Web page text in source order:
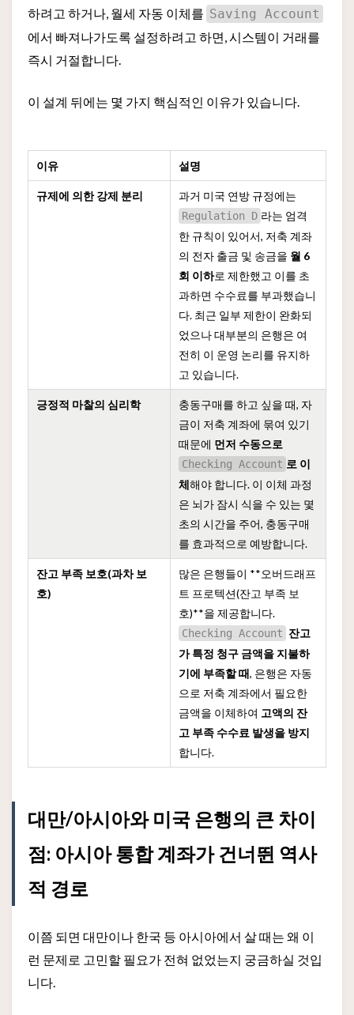
하려고 하거나, 월세 자동 이체를 Saving Account
에서 빠져나가도록 설정하려고 하면, 시스템이 거래를
즉시 거절합니다.
이 설계 뒤에는 몇 가지 핵심적인 이유가 있습니다.
이유 설명
규제에 의한 강제 분리 과거 미국 연방 규정에는
Regulation D 라는 엄격
한 규칙이 있어서, 저축 계좌
의 전자 출금 및 송금을 월 6
회 이하로 제한했고 이를 초
과하면 수수료를 부과했습니
다. 최근 일부 제한이 완화되
었으나 대부분의 은행은 여
전히 이 운영 논리를 유지하
고 있습니다.
긍정적 마찰의 심리학
충동구매를 하고 싶을 때, 자
금이 저축 계좌에 묶여 있기
때문에 먼저 수동으로
Checking Account 로 이
체해야 합니다. 이 이체 과정
은 뇌가 잠시 식을 수 있는 몇
초의 시간을 주어, 충동구매
를 효과적으로 예방합니다.
잔고 부족 보호(과차 보
호)
많은 은행들이 **오버드래프
트 프로텍션(잔고 부족 보
호)**을 제공합니다.
Checking Account 잔고
가 특정 청구 금액을 지불하
기에 부족할 때, 은행은 자동
으로 저축 계좌에서 필요한
금액을 이체하여 고액의 잔
고 부족 수수료 발생을 방지
합니다.
대만/아시아와 미국 은행의 큰 차이
점: 아시아 통합 계좌가 건너뛴 역사
적 경로
이쯤 되면 대만이나 한국 등 아시아에서 살 때는 왜 이
런 문제로 고민할 필요가 전혀 없었는지 궁금하실 것입
니다.